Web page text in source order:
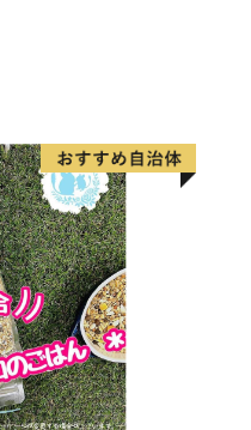
りますので温かいご支援、
して、一年中いつ訪れても
びに来て楽しんでください！
※お礼品の贈呈は、町外に
※同一年内で複数回の寄附
事ができます。